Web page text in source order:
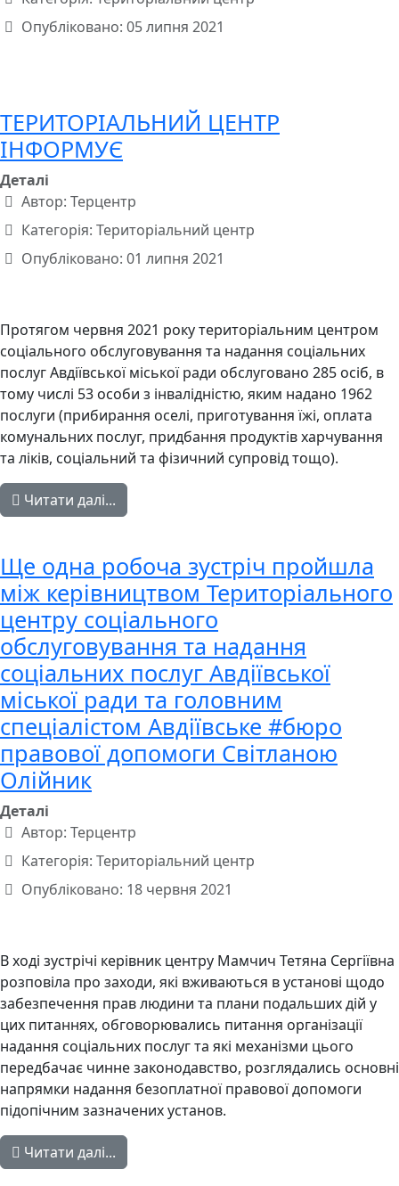
Опубліковано: 05 липня 2021
ТЕРИТОРІАЛЬНИЙ ЦЕНТР
ІНФОРМУЄ
Деталі
Автор: Терцентр
Категорія: Територіальний центр
Опубліковано: 01 липня 2021
Протягом червня 2021 року територіальним центром
соціального обслуговування та надання соціальних
послуг Авдіївської міської ради обслуговано 285 осіб, в
тому числі 53 особи з інвалідністю, яким надано 1962
послуги (прибирання оселі, приготування їжі, оплата
комунальних послуг, придбання продуктів харчування
та ліків, соціальний та фізичний супровід тощо).
Читати далі...
Ще одна робоча зустріч пройшла
між керівництвом Територіального
центру соціального
обслуговування та надання
соціальних послуг Авдіївської
міської ради та головним
спеціалістом Авдіївське #бюро
правової допомоги Світланою
Олійник
Деталі
Автор: Терцентр
Категорія: Територіальний центр
Опубліковано: 18 червня 2021
В ході зустрічі керівник центру Мамчич Тетяна Сергіївна
розповіла про заходи, які вживаються в установі щодо
забезпечення прав людини та плани подальших дій у
цих питаннях, обговорювались питання організації
надання соціальних послуг та які механізми цього
передбачає чинне законодавство, розглядались основні
напрямки надання безоплатної правової допомоги
підопічним зазначених установ.
Читати далі...